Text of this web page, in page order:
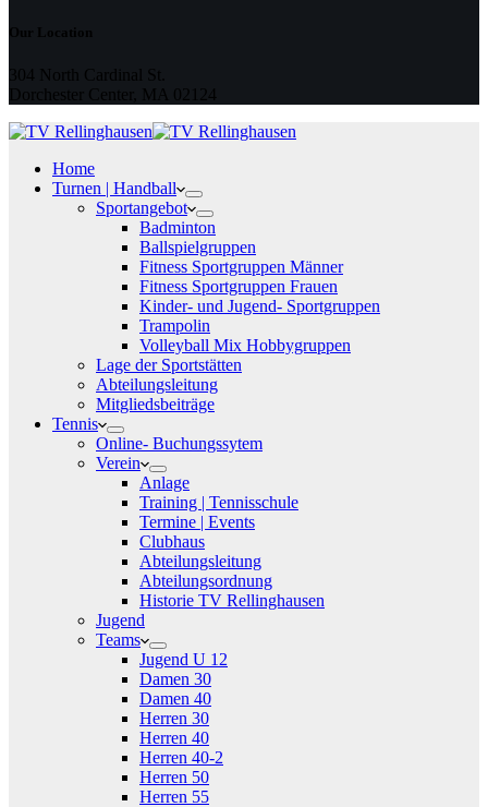
Our Location
304 North Cardinal St.
Dorchester Center, MA 02124
Home
Turnen | Handball
Sportangebot
Badminton
Ballspielgruppen
Fitness Sportgruppen Männer
Fitness Sportgruppen Frauen
Kinder- und Jugend- Sportgruppen
Trampolin
Volleyball Mix Hobbygruppen
Lage der Sportstätten
Abteilungsleitung
Mitgliedsbeiträge
Tennis
Online- Buchungssytem
Verein
Anlage
Training | Tennisschule
Termine | Events
Clubhaus
Abteilungsleitung
Abteilungsordnung
Historie TV Rellinghausen
Jugend
Teams
Jugend U 12
Damen 30
Damen 40
Herren 30
Herren 40
Herren 40-2
Herren 50
Herren 55